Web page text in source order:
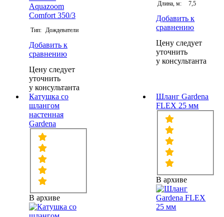
Тип: Дождеватели
Добавить к
сравнению
Цену следует
уточнить
у консультанта
Длина, м: 7,5
Добавить к
сравнению
Цену следует
уточнить
у консультанта
Катушка со
шлангом
настенная
Gardena
В архиве
Шланг Gardena
FLEX 25 мм
В архиве